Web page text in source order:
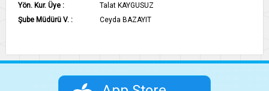
Yön. Kur. Üye :
Talat KAYGUSUZ
Şube Müdürü V. :
Ceyda BAZAYIT